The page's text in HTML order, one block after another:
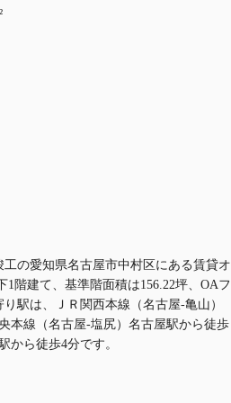
の愛知県名古屋市中村区にある賃貸オ
1階建て、基準階面積は156.22坪、OAフ
駅は、ＪＲ関西本線（名古屋-亀山）
本線（名古屋-塩尻）名古屋駅から徒歩
から徒歩4分です。